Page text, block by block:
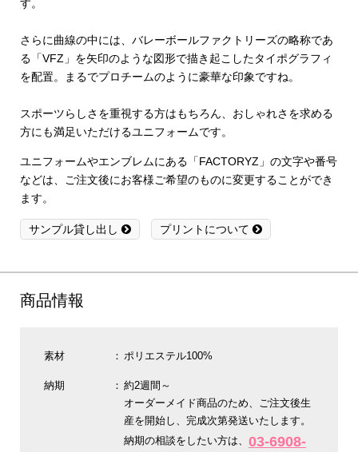
す。
さらに曲線の中には、バレーボールファクトリーズの略称であ
る「VFZ」を矢印のような図形で描き起こしたタイポグラフィ
を配置。まるでプロチームのように豪華な印象ですね。
スポーツらしさを重視する方はもちろん、おしゃれさを求める
方にも満足いただけるユニフォームです。
ユニフォームやエンブレムにある「FACTORYZ」の文字や番号
などは、ご注文後にお客様ご希望のものに変更することができ
ます。
サンプル貸し出し プリントについて
商品情報
素材 ポリエステル100%
納期
約2週間～
オーダーメイド商品のため、ご注文後生
産を開始し、完成次第発送いたします。
納期の相談をしたい方は、03-6908-